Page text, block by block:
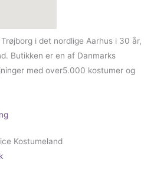
i det nordlige Aarhus i 30 år,
Butikken er en af Danmarks
med over5.000 kostumer og
Kostumeland